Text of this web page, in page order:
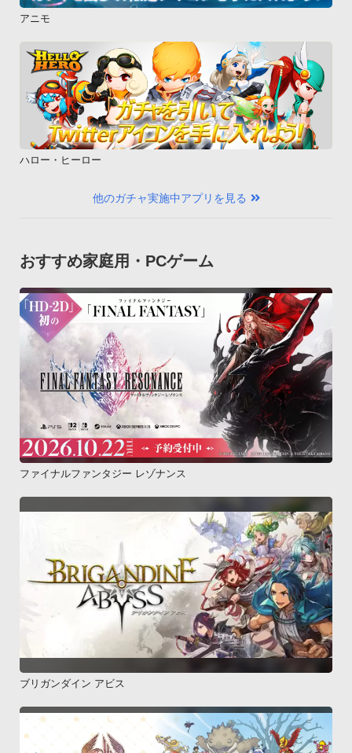
アニモ
ハロー・ヒーロー
他のガチャ実施中アプリを見る
おすすめ家庭用・PCゲーム
ファイナルファンタジー レゾナンス
ブリガンダイン アビス